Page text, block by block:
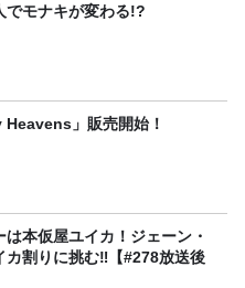
でモナキが変わる!?
Heavens」販売開始！
は本仮屋ユイカ！ジェーン・
カ割りに挑む‼【#278放送後